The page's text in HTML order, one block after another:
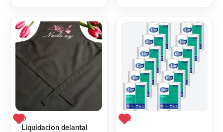
5
0
Liquidacion delantal
2